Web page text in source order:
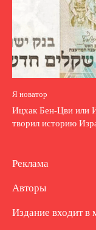
Я новатор
Ицхак Бен-Цви или
творил историю
Реклама
Авторы
Издание входит в